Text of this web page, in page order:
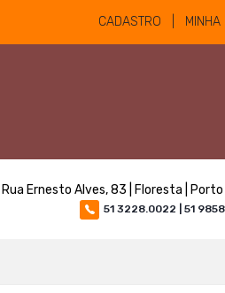
CADASTRO | MINHA
Rua Ernesto Alves, 83 | Floresta |
51 3228.0022 | 51